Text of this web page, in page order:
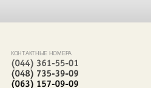
КОНТАКТНЫЕ НОМЕРА